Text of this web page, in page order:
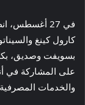
في 27
كارول كينغ
بسويفت وصديق،
على المشاركة في
والخدمات